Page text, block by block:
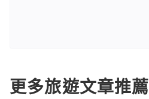
更多旅遊文章推薦